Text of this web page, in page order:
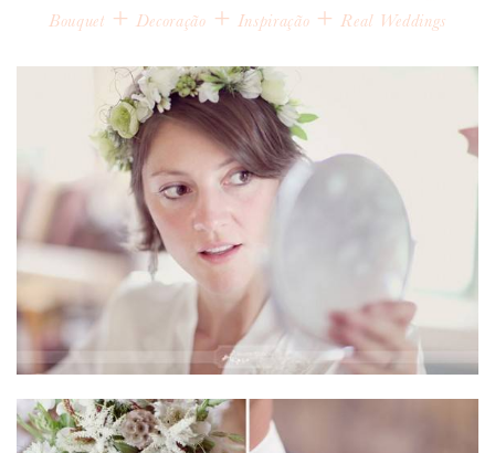
ENTREVISTAS
REAL WEDDINGS & EDITORIAIS
CASAVA-ME AQUI!
FORNECEDORES RECOMENDADOS
ANUNCIE CONNOSCO
Bouquet + Decoração + Inspiração +Real Weddings